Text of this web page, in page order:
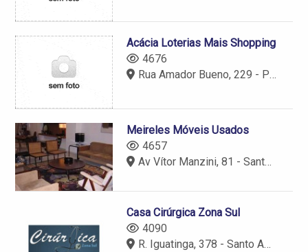
Acácia Loterias Mais Shopping
4676
Rua Amador Bueno, 229 - Piso Térreo - Santo Amaro - São Paulo - SP - 04752-900
Meireles Móveis Usados
4657
Av Vítor Manzini, 81 - Santo Amaro - São Paulo - SP - 04745-060
Casa Cirúrgica Zona Sul
4090
R. Iguatinga, 378 - Santo Amaro - São Paulo - SP - 04744-040